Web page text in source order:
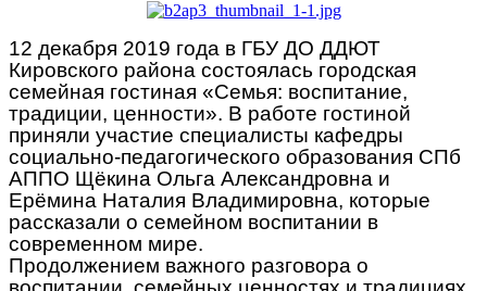
12 декабря 2019 года в ГБУ ДО ДДЮТ
Кировского района состоялась городская
семейная гостиная «Семья: воспитание,
традиции, ценности». В работе гостиной
приняли участие специалисты кафедры
социально-педагогического образования СПб
АППО Щёкина Ольга Александровна и
Ерёмина Наталия Владимировна, которые
рассказали о семейном воспитании в
современном мире.
Продолжением важного разговора о